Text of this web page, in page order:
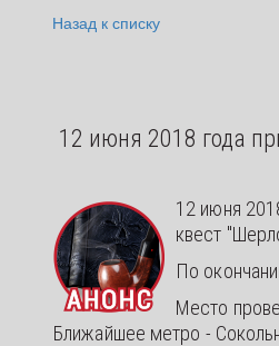
Назад к списку
12 июня 2018 года
12 июня
квест
По
Место
Ближайшее метро -